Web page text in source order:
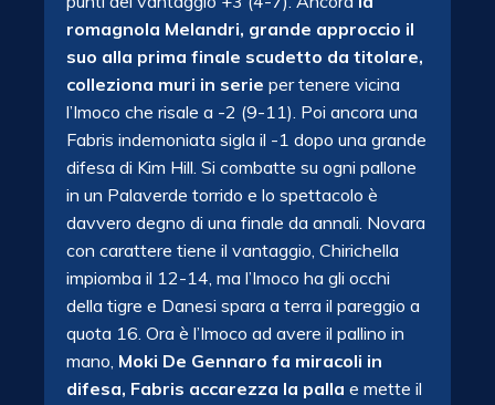
romagnola Melandri, grande approccio il
suo alla prima finale scudetto da titolare,
colleziona muri in serie per tenere vicina
l’Imoco che risale a -2 (9-11). Poi ancora una
Fabris indemoniata sigla il -1 dopo una grande
difesa di Kim Hill. Si combatte su ogni pallone
in un Palaverde torrido e lo spettacolo è
davvero degno di una finale da annali. Novara
con carattere tiene il vantaggio, Chirichella
impiomba il 12-14, ma l’Imoco ha gli occhi
della tigre e Danesi spara a terra il pareggio a
quota 16. Ora è l’Imoco ad avere il pallino in
mano, Moki De Gennaro fa miracoli in
difesa, Fabris accarezza la palla e mette il